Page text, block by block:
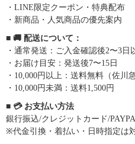
・LINE限定クーポン・特典配布
・新商品・人気商品の優先案内
■ 🚚 配送について：
・通常発送：ご入金確認後2〜3日
・お届け目安：発送後7〜15日
・10,000円以上：送料無料（佐川
・10,000円未満：送料1,500円
■ 💳 お支払い方法
銀行振込/クレジットカード/
※代金引換・着払い・日時指定は